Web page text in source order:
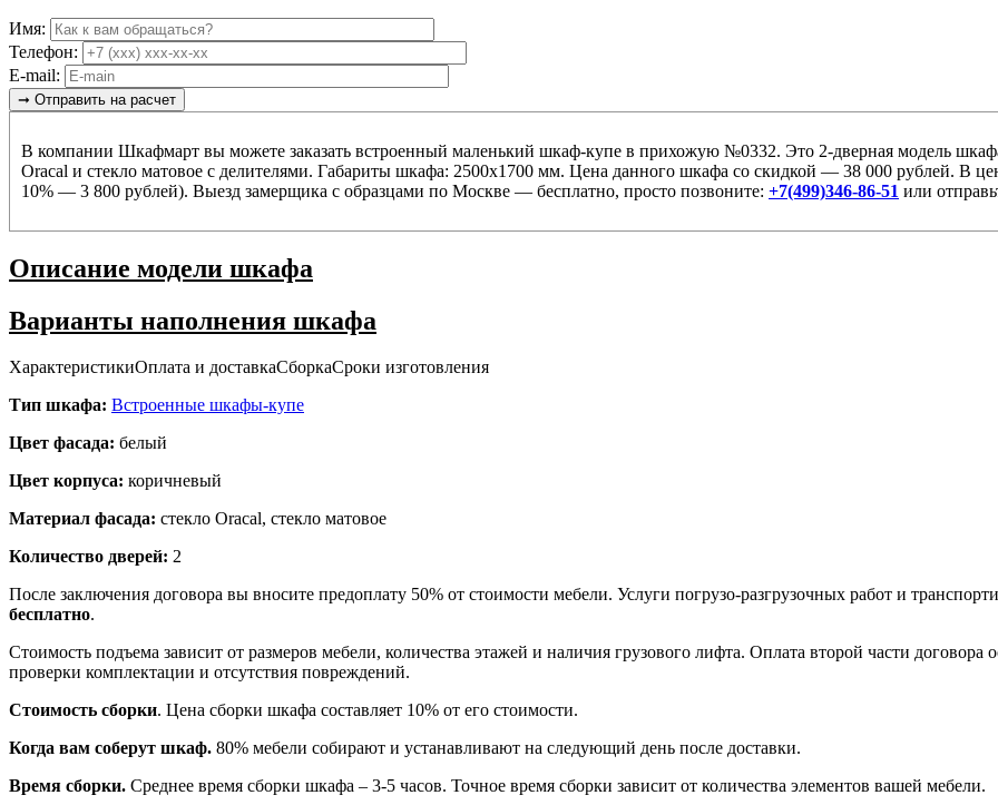
Имя:
Телефон:
E-mail:
В компании Шкафмарт вы можете заказать встроенный маленький шкаф-купе в прихожую №0332. Это 2-дверная модель
Oracal и стекло матовое с делителями. Габариты шкафа: 2500х1700 мм. Цена данного шкафа со скидкой — 38 000 рублей. В
10% — 3 800 рублей). Выезд замерщика с образцами по Москве — бесплатно, просто позвоните: +7(499)346-86-51 или
Описание модели шкафа
Варианты наполнения шкафа
ХарактеристикиОплата и доставкаСборкаСроки изготовления
Тип шкафа: Встроенные шкафы-купе
Цвет фасада: белый
Цвет корпуса: коричневый
Материал фасада: стекло Oracal, стекло матовое
Количество дверей: 2
После заключения договора вы вносите предоплату 50% от стоимости мебели. Услуги погрузо-разгрузочных работ и
бесплатно.
Стоимость подъема зависит от размеров мебели, количества этажей и наличия грузового лифта. Оплата второй части договора
проверки комплектации и отсутствия повреждений.
Стоимость сборки. Цена сборки шкафа составляет 10% от его стоимости.
Когда вам соберут шкаф. 80% мебели собирают и устанавливают на следующий день после доставки.
Время сборки. Среднее время сборки шкафа – 3-5 часов. Точное время сборки зависит от количества элементов вашей мебели.